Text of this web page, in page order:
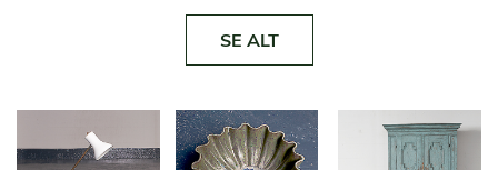
SE ALT